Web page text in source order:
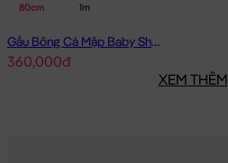
80cm 1m
Gấu Bông Cá Mập Baby Shark lông mịn
360,000đ
XEM THÊM